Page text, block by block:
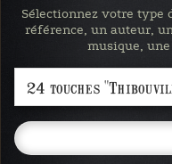
Sélectionnez votre type
référence, un auteur,
musique,